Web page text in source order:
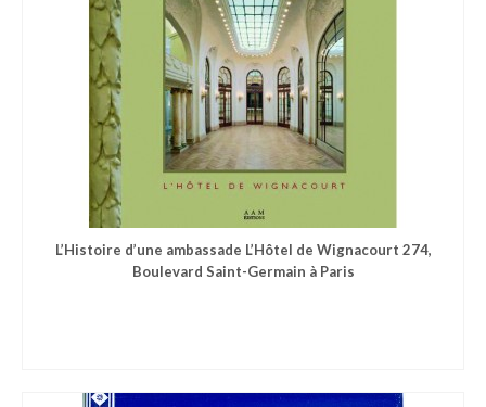
L’Histoire d’une ambassade L’Hôtel de Wignacourt 274,
Boulevard Saint-Germain à Paris